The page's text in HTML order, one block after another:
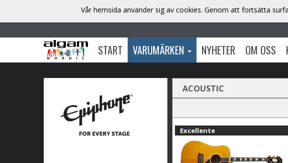
START VARUMÄRKEN NYHETER OM OSS
ACOUSTIC
Excellente
Vår hemsida använder sig av cookies. Genom att fortsätta